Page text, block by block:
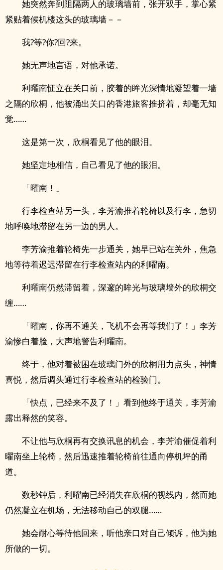
她突然奔到阻隔两人的玻璃墙前，张开双手，掌心紧
紧贴着候机楼这头的玻璃墙－－
我?等?你?回?来。
她无声地言语，对他承诺。
利曜南怔立在关口前，胶着的眸光深情地凝望着一墙
之隔的欣桐，他被涌出关口的香港旅客推挤着，却毫无知
觉……
这是第一次，欣桐看见了他的眼泪。
她坚定地相信，自己看见了他的眼泪。
「曜南！」
行李检查站另一头，李芳渝推着轮椅以及行李，急切
地呼唤地滞留在另一边的男人。
李芳渝推着轮椅先一步通关，她早已站在关外，焦急
地等待着迟迟滞留在行李检查站内的利曜南。
利曜南仍然滞留着，深邃的眸光与玻璃墙外的欣桐交
缠……
「曜南，你再不通关，飞机不会再等我们了！」李芳
渝惨白着脸，大声地警告利曜南。
终于，他对着被困在玻璃门外的欣桐用力点头，神情
喜悦，然后调头通过行李检查站的检验门。
「快点，已经来不及了！」看到他终于通关，李芳渝
露出释然的笑容。
不让他与欣桐再有交换讯息的机会，李芳渝催促着利
曜南坐上轮椅，然后迅速推着轮椅前往通向停机坪的甬
道。
数秒钟后，利曜南已经消失在欣桐的视线内，然而她
仍然凝立在机场，无法移动自己的双腿……
她会耐心等待他回来，听他亲口对自己倾诉，他为她
所做的一切。